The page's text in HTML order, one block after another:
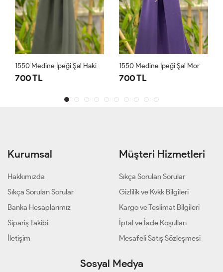
1550 Medine İpeği Şal Haki
700 TL
1550 Medine İpeği Şal Mor
700 TL
Kurumsal
Hakkımızda
Sıkça Sorulan Sorular
Banka Hesaplarımız
Sipariş Takibi
İletişim
Müşteri Hizmetleri
Sıkça Sorulan Sorular
Gizlilik ve Kvkk Bilgileri
Kargo ve Teslimat Bilgileri
İptal ve İade Koşulları
Mesafeli Satış Sözleşmesi
Sosyal Medya